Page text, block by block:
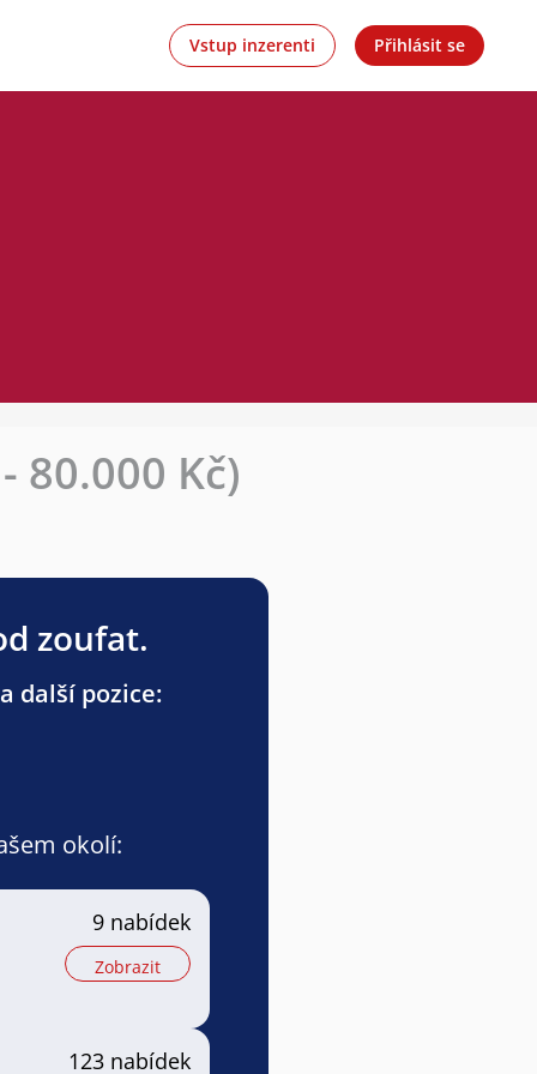
Vstup inzerenti Přihlásit se
80.000 Kč)
zoufat.
další pozice:
okolí:
9 nabídek
Zobrazit
123 nabídek